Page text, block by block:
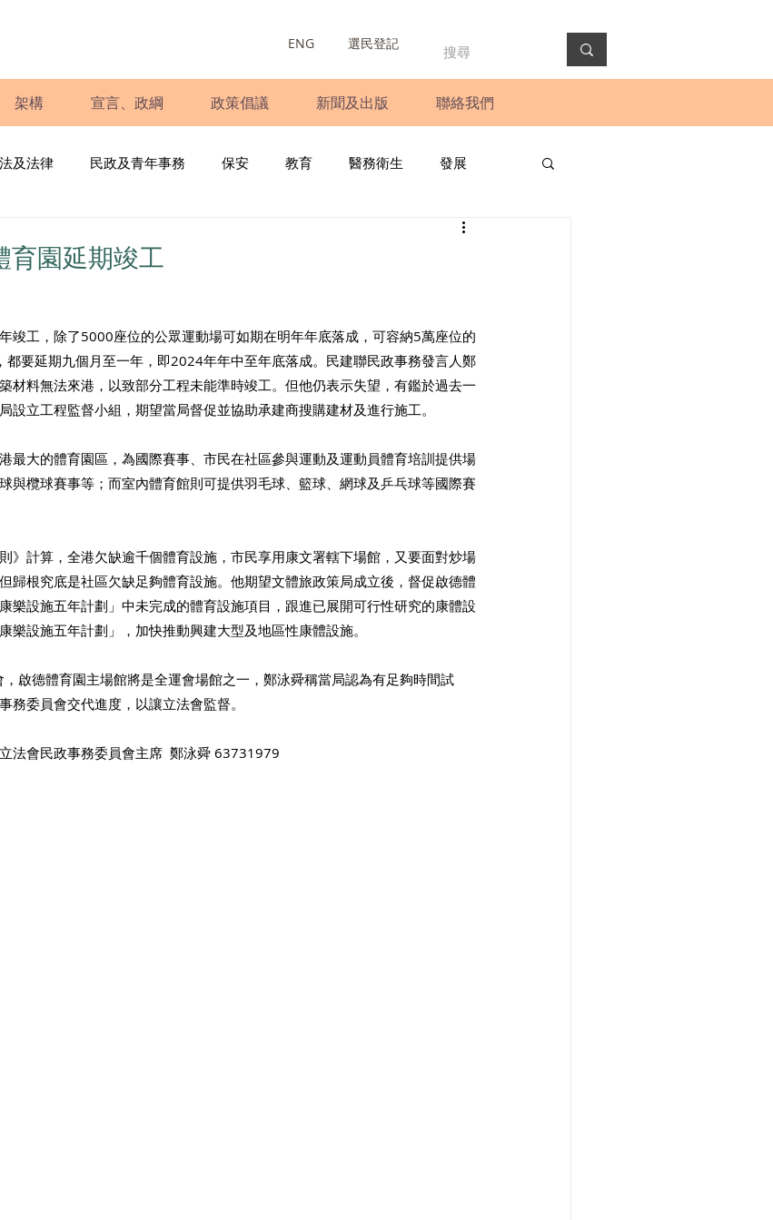
ENG 選民登記
架構 宣言、政綱 政策倡議 新聞及出版 聯絡我們
及法律 民政及青年事務 保安 教育 醫務衛生 發展
圓桌會議
育園延期竣工
竣工，除了5000座位的公眾運動場可如期在明年年底落成，可容納5萬座位的
都要延期九個月至一年，即2024年年中至年底落成。民建聯民政事務發言人鄭
材料無法來港，以致部分工程未能準時竣工。但他仍表示失望，有鑑於過去一
設立工程監督小組，期望當局督促並協助承建商搜購建材及進行施工。
最大的體育園區，為國際賽事、市民在社區參與運動及運動員體育培訓提供場
與欖球賽事等；而室內體育館則可提供羽毛球、籃球、網球及乒乓球等國際賽
》計算，全港欠缺逾千個體育設施，市民享用康文署轄下場館，又要面對炒場
歸根究底是社區欠缺足夠體育設施。他期望文體旅政策局成立後，督促啟德體
樂設施五年計劃」中未完成的體育設施項目，跟進已展開可行性研究的康體設
樂設施五年計劃」，加快推動興建大型及地區性康體設施。
啟德體育園主場館將是全運會場館之一，鄭泳舜稱當局認為有足夠時間試
務委員會交代進度，以讓立法會監督。
法會民政事務委員會主席  鄭泳舜 63731979